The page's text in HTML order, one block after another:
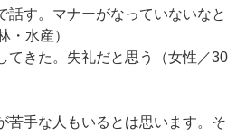
話す。マナーがなっていないなと
・水産）
てきた。失礼だと思う（女性／30
苦手な人もいるとは思います。そ